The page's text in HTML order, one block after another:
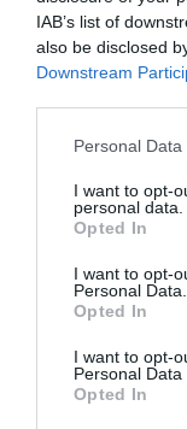
IAB’s list of
also be disclosed
Downstream
Personal
I want to opt-
personal data.
Opted In
I want to opt-
Personal Data.
Opted In
I want to opt-
Personal Data
Opted In
Nokia,
El
un